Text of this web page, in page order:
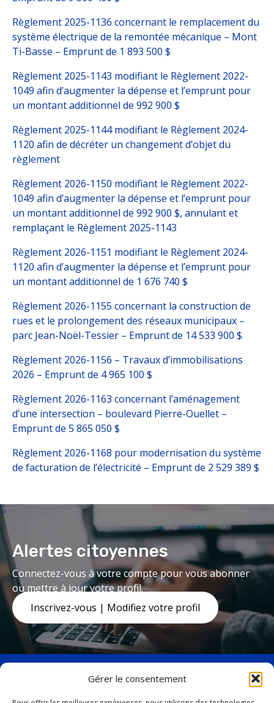
Gérer le consentement
Règlement 2025-1136 concernant le remplacement du
système électrique de la remontée mécanique – Mont
Ti-Basse – Emprunt de 1 893 500 $
Règlement 2025-1143 modifiant le Règlement 2022-
1049 afin d’augmenter la dépense et l’emprunt pour
un montant additionnel de 992 900 $
Règlement 2025-1144 modifiant le Règlement 2024-
1120 afin de décréter un changement d’objet du
règlement
Règlement 2026-1150 modifiant le Règlement 2022-
1049 afin d’augmenter la dépense et l’emprunt pour
un montant additionnel de 992 900 $, annulant et
remplaçant le Règlement 2025-1143
Règlement 2026-1151 modifiant le Règlement 2024-
1120 afin d’augmenter la dépense et l’emprunt pour
un montant additionnel de 1 676 740 $
Règlement 2026-1155 concernant la construction de
rues et le prolongement des réseaux municipaux –
parc Jean-Noël-Tessier – Emprunt de 14 533 900 $
Règlement 2026-1156 – Travaux d’immobilisations
2026 – Emprunt de 4 965 100 $
Règlement 2026-1163 concernant l’aménagement
d’une intersection – boulevard Pierre-Ouellet –
Emprunt de 5 865 050 $
Règlement 2026-1168 pour modernisation du système
de facturation de l’électricité – Emprunt de 2 529 389 $
Alertes citoyennes
Connectez-vous à votre compte pour vous abonner
ou mettre à jour votre profil.
Inscrivez-vous | Modifiez votre profil